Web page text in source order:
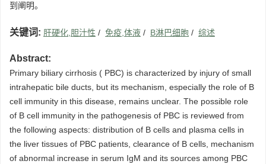
到阐明。
关键词: 肝硬化,胆汁性 / 免疫,体液 / B淋巴细胞 / 综述
Abstract:
Primary biliary cirrhosis ( PBC) is characterized by injury of small
intrahepatic bile ducts, but its mechanism, especially the role of B
cell immunity in this disease, remains unclear. The possible role
of B cell immunity in the pathogenesis of PBC is reviewed from
the following aspects: distribution of B cells and plasma cells in
the liver tissues of PBC patients, clearance of B cells, mechanism
of abnormal increase in serum IgM and its sources among PBC